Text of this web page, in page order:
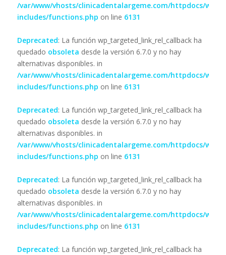
/var/www/vhosts/clinicadentalargeme.com/httpdocs/wp-
includes/functions.php on line 6131
Deprecated: La función wp_targeted_link_rel_callback ha
quedado obsoleta desde la versión 6.7.0 y no hay
alternativas disponibles. in
/var/www/vhosts/clinicadentalargeme.com/httpdocs/wp-
includes/functions.php on line 6131
Deprecated: La función wp_targeted_link_rel_callback ha
quedado obsoleta desde la versión 6.7.0 y no hay
alternativas disponibles. in
/var/www/vhosts/clinicadentalargeme.com/httpdocs/wp-
includes/functions.php on line 6131
Deprecated: La función wp_targeted_link_rel_callback ha
quedado obsoleta desde la versión 6.7.0 y no hay
alternativas disponibles. in
/var/www/vhosts/clinicadentalargeme.com/httpdocs/wp-
includes/functions.php on line 6131
Deprecated: La función wp_targeted_link_rel_callback ha